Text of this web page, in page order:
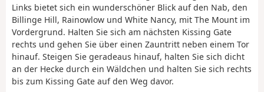
Links bietet sich ein wunderschöner Blick auf den Nab, den
Billinge Hill, Rainowlow und White Nancy, mit The Mount im
Vordergrund. Halten Sie sich am nächsten Kissing Gate
rechts und gehen Sie über einen Zauntritt neben einem Tor
hinauf. Steigen Sie geradeaus hinauf, halten Sie sich dicht
an der Hecke durch ein Wäldchen und halten Sie sich rechts
bis zum Kissing Gate auf den Weg davor.